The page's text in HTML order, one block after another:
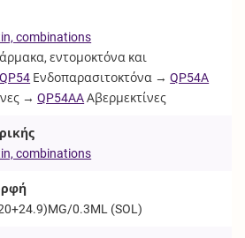
combinations
εντομοκτόνα και
QP54 Ενδοπαρασιτοκτόνα →QP54A
→QP54AAΑβερμεκτίνες
combinations
0.3ML (SOL)